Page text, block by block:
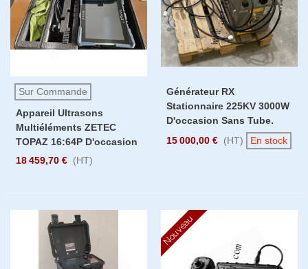
Sur Commande
Appareil Ultrasons
Multiéléments ZETEC
TOPAZ 16:64P D'occasion
18 459,70 € (HT)
Générateur RX
Stationnaire 225KV 3000W
D'occasion Sans Tube.
15 000,00 € (HT) En stock
Nouveau